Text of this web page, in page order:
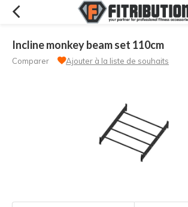
Incline monkey beam set 110cm
Comparer Ajouter à la liste de souhaits